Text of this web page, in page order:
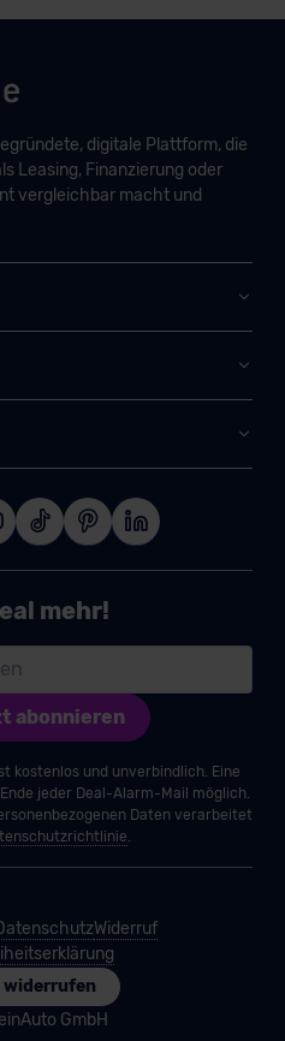
digitale Plattform, die
Leasing, Finanzierung oder
vergleichbar macht und
mehr!
abonnieren
kostenlos und unverbindlich. Eine
jeder Deal-Alarm-Mail möglich.
Daten verarbeitet
.
Widerruf
widerrufen
GmbH